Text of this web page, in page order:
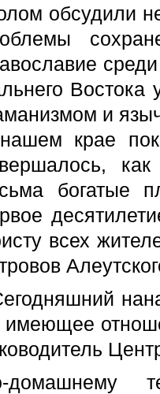
обсудили
Востока
и
крае
богатые
всех
имеющее
домашнему